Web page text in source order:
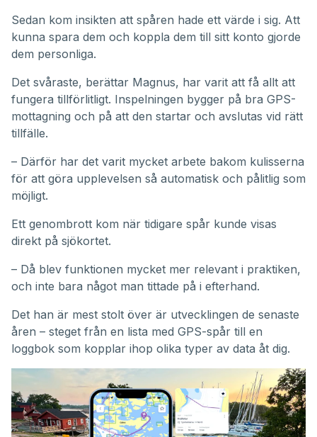
Sedan kom insikten att spåren hade ett värde i sig. Att
kunna spara dem och koppla dem till sitt konto gjorde
dem personliga.
Det svåraste, berättar Magnus, har varit att få allt att
fungera tillförlitligt. Inspelningen bygger på bra GPS-
mottagning och på att den startar och avslutas vid rätt
tillfälle.
– Därför har det varit mycket arbete bakom kulisserna
för att göra upplevelsen så automatisk och pålitlig som
möjligt.
Ett genombrott kom när tidigare spår kunde visas
direkt på sjökortet.
– Då blev funktionen mycket mer relevant i praktiken,
och inte bara något man tittade på i efterhand.
Det han är mest stolt över är utvecklingen de senaste
åren – steget från en lista med GPS-spår till en
loggbok som kopplar ihop olika typer av data åt dig.